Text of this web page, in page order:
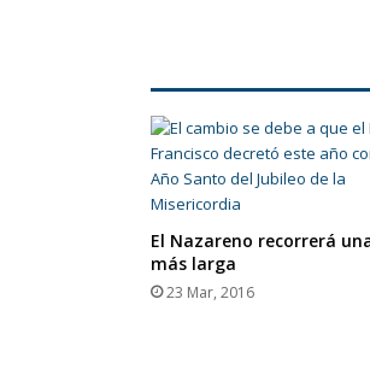
El Nazareno recorrerá
más larga
23 Mar, 2016